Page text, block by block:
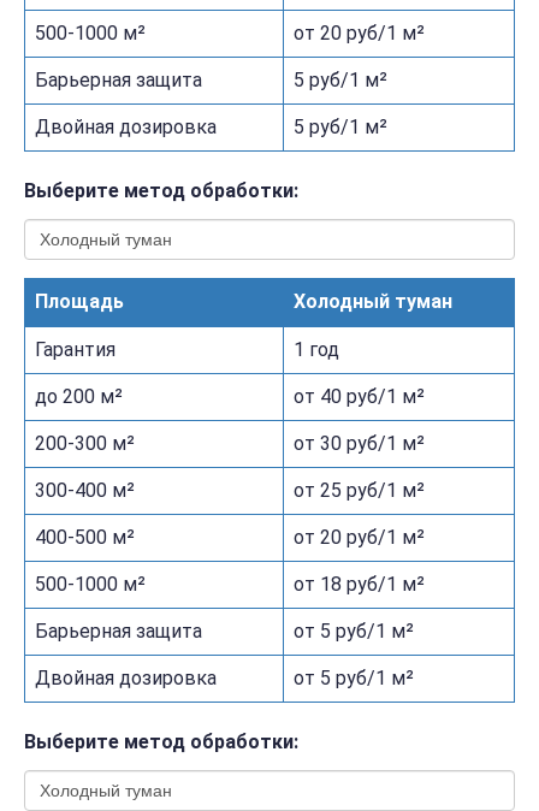
500-1000 м² от 20 руб/1 м²
Барьерная защита 5 руб/1 м²
Двойная дозировка 5 руб/1 м²
Выберите метод обработки:
Площадь Холодный туман
Гарантия 1 год
до 200 м² от 40 руб/1 м²
200-300 м² от 30 руб/1 м²
300-400 м² от 25 руб/1 м²
400-500 м² от 20 руб/1 м²
500-1000 м² от 18 руб/1 м²
Барьерная защита от 5 руб/1 м²
Двойная дозировка от 5 руб/1 м²
Выберите метод обработки: